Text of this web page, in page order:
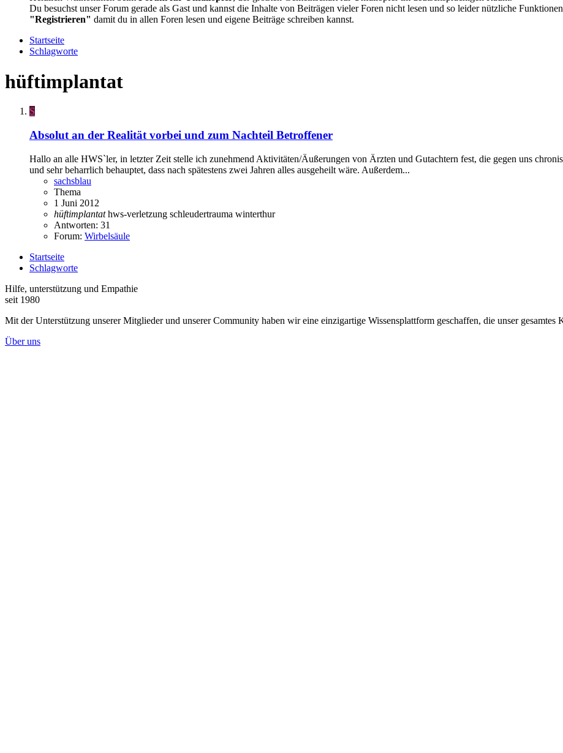
Du besuchst unser Forum gerade als Gast und kannst die Inhalte von Beiträgen vieler Foren nicht lesen und so leider nützliche
"Registrieren" damit du in allen Foren lesen und eigene Beiträge schreiben kannst.
Startseite
Schlagworte
hüftimplantat
S
Absolut an der Realität vorbei und zum Nachteil Betroffener
Hallo an alle HWS`ler, in letzter Zeit stelle ich zunehmend Aktivitäten/Äußerungen von Ärzten und Gutachtern fest, die gegen uns
und sehr beharrlich behauptet, dass nach spätestens zwei Jahren alles ausgeheilt wäre. Außerdem...
sachsblau
Thema
1 Juni 2012
hüftimplantat hws-verletzung schleudertrauma winterthur
Antworten: 31
Forum: Wirbelsäule
Startseite
Schlagworte
Hilfe, unterstützung und Empathie
seit 1980
Mit der Unterstützung unserer Mitglieder und unserer Community haben wir eine einzigartige Wissensplattform geschaffen, die unser
Über uns